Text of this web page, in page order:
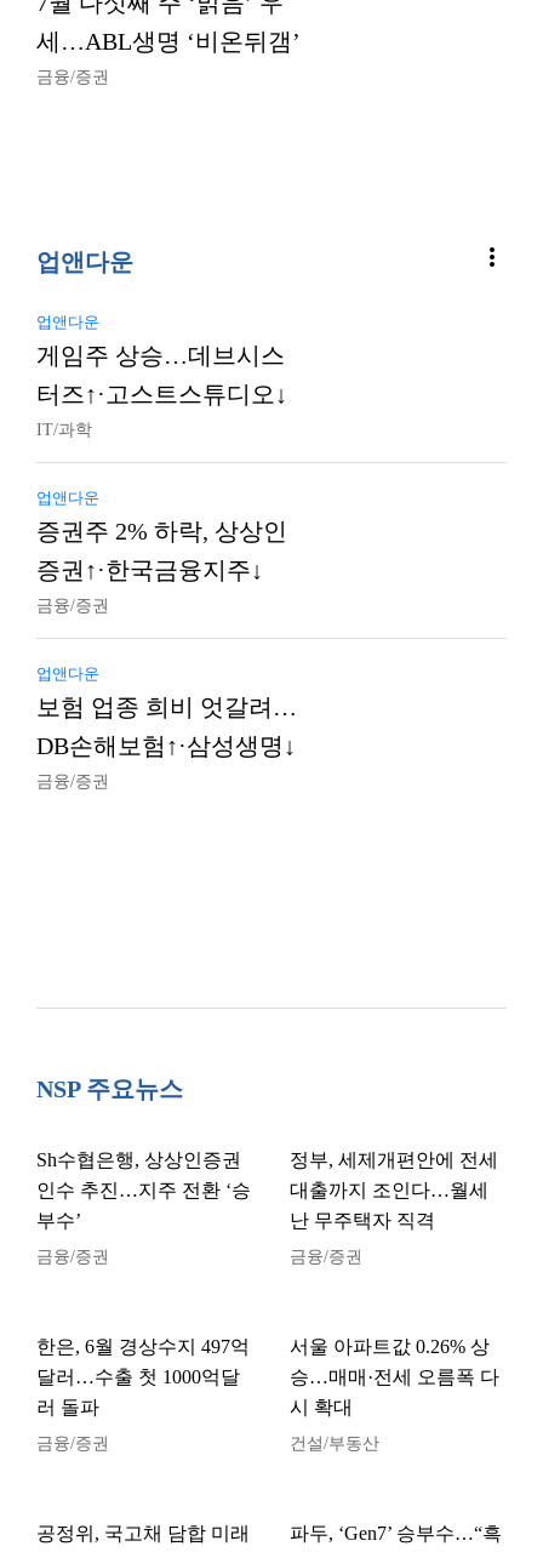
세…ABL생명 ‘비온뒤갬’
금융/증권
업앤다운 more_vert
업앤다운
게임주 상승…데브시스
터즈↑·고스트스튜디오↓
IT/과학
업앤다운
증권주 2% 하락, 상상인
증권↑·한국금융지주↓
금융/증권
업앤다운
보험 업종 희비 엇갈려…
DB손해보험↑·삼성생명↓
금융/증권
NSP 주요뉴스
Sh수협은행, 상상인증권
인수 추진…지주 전환 ‘승
부수’
금융/증권
정부, 세제개편안에 전세
대출까지 조인다…월세
난 무주택자 직격
금융/증권
한은, 6월 경상수지 497억
달러…수출 첫 1000억달
러 돌파
금융/증권
서울 아파트값 0.26% 상
승…매매·전세 오름폭 다
시 확대
건설/부동산
공정위, 국고채 담합 미래
파두, ‘Gen7’ 승부수…“흑